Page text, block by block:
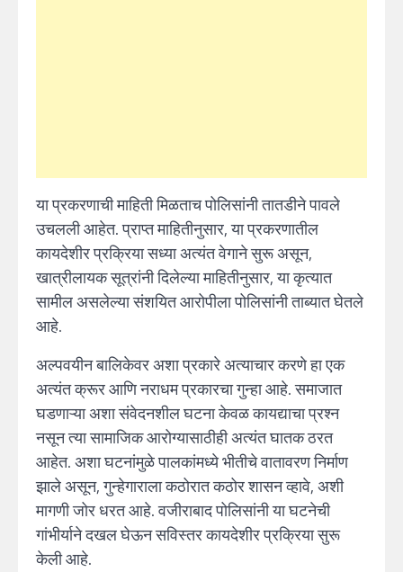
या प्रकरणाची माहिती मिळताच पोलिसांनी तातडीने पावले
उचलली आहेत. प्राप्त माहितीनुसार, या प्रकरणातील
कायदेशीर प्रक्रिया सध्या अत्यंत वेगाने सुरू असून,
खात्रीलायक सूत्रांनी दिलेल्या माहितीनुसार, या कृत्यात
सामील असलेल्या संशयित आरोपीला पोलिसांनी ताब्यात घेतले
आहे.
अल्पवयीन बालिकेवर अशा प्रकारे अत्याचार करणे हा एक
अत्यंत क्रूर आणि नराधम प्रकारचा गुन्हा आहे. समाजात
घडणाऱ्या अशा संवेदनशील घटना केवळ कायद्याचा प्रश्न
नसून त्या सामाजिक आरोग्यासाठीही अत्यंत घातक ठरत
आहेत. अशा घटनांमुळे पालकांमध्ये भीतीचे वातावरण निर्माण
झाले असून, गुन्हेगाराला कठोरात कठोर शासन व्हावे, अशी
मागणी जोर धरत आहे. वजीराबाद पोलिसांनी या घटनेची
गांभीर्याने दखल घेऊन सविस्तर कायदेशीर प्रक्रिया सुरू
केली आहे.